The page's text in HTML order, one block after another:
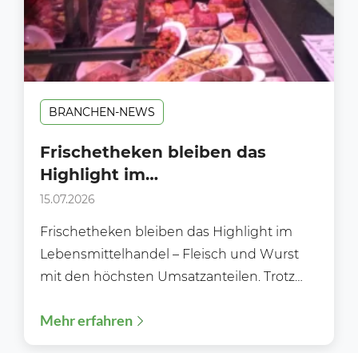
BRANCHEN-NEWS
Frischetheken bleiben das
Highlight im
Lebensmittelhandel.
15.07.2026
Frischetheken bleiben das Highlight im
Lebensmittelhandel – Fleisch und Wurst
mit den höchsten Umsatzanteilen. Trotz
digitaler Einkaufsmöglichkeiten und einer
zunehmenden...
Mehr erfahren